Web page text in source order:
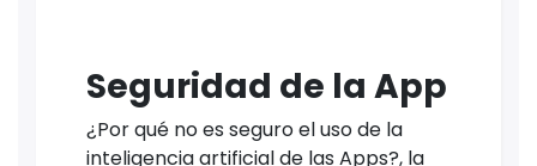
Seguridad de la App
¿Por qué no es seguro el uso de la
inteligencia artificial de las Apps?, la